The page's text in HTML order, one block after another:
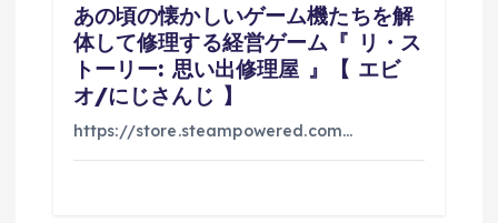
あの頃の懐かしいゲーム機たちを解
体して修理する経営ゲーム『 リ・ス
トーリー: 思い出修理屋 』【 エビ
オ/にじさんじ 】
https://store.steampowered.com…